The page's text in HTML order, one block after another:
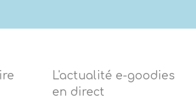
L'actualité e-goodies
en direct